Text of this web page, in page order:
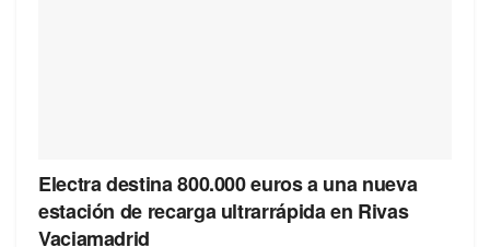
Electra destina 800.000 euros a una nueva
estación de recarga ultrarrápida en Rivas
Vaciamadrid